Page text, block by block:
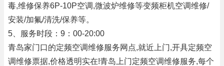
毒,维修保养6P-10P空调,微波炉维修等变频柜机空调维修/
安装/加氟/清洗/保养等。
5、服务时段：9：00-20:00
青岛家门口的定频空调维修服务网点,就近上门,开具定频空
调维修票据,价格透明实在!青岛上门定频空调维修服务,每个